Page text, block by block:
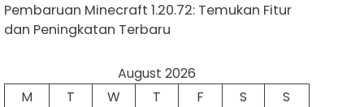
Pembaruan Minecraft 1.20.72: Temukan Fitur
dan Peningkatan Terbaru
August 2026
M
T W T F S
S